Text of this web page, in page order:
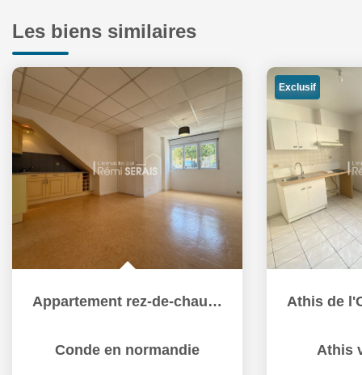
Les biens similaires
Appartement rez-de-chaussée CONDE
Conde en normandie
Exclusif
Athis